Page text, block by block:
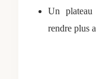
Un
rendre plus